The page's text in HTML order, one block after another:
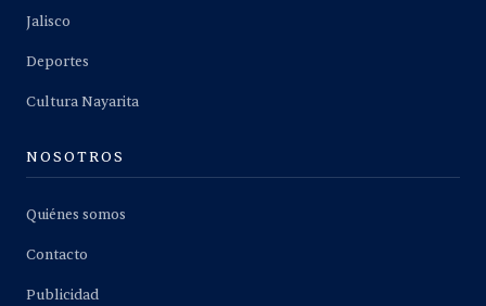
Jalisco
Deportes
Cultura Nayarita
NOSOTROS
Quiénes somos
Contacto
Publicidad